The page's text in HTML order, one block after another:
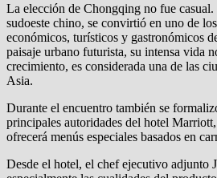
La elección de Chongqing no fue
sudoeste chino, se convirtió en uno de
económicos, turísticos y gastronómicos
paisaje urbano futurista, su intensa vida
crecimiento, es considerada una de las
Asia.
Durante el encuentro también se
principales autoridades del hotel
ofrecerá menús especiales basados en
Desde el hotel, el chef ejecutivo adjunto